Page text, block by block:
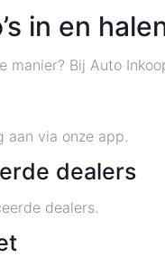
in en
Bij Auto
aan via onze app.
dealers
dealers.